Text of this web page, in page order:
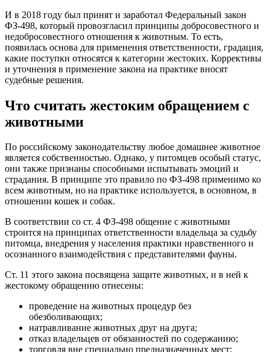
И в 2018 году был принят и заработал Федеральный закон
ФЗ-498, который провозгласил принципы добросовестного и
недобросовестного отношения к животным. То есть,
появилась основа для применения ответственности, градация,
какие поступки относятся к категории жестоких. Коррективы
и уточнения в применение закона на практике вносят
судебные решения.
Что считать жестоким обращением с
животными
По российскому законодательству любое домашнее животное
является собственностью. Однако, у питомцев особый статус,
они также признаны способными испытывать эмоций и
страдания. В принципе это правило по ФЗ-498 применимо ко
всем животным, но на практике используется, в основном, в
отношении кошек и собак.
В соответствии со ст. 4 ФЗ-498 общение с животными
строится на принципах ответственности владельца за судьбу
питомца, внедрения у населения практики нравственного и
осознанного взаимодействия с представителями фауны.
Ст. 11 этого закона посвящена защите животных, и в ней к
жестокому обращению отнесены:
проведение на животных процедур без
обезболивающих;
натравливание животных друг на друга;
отказ владельцев от обязанностей по содержанию;
торговля вне специально предназначенных мест;